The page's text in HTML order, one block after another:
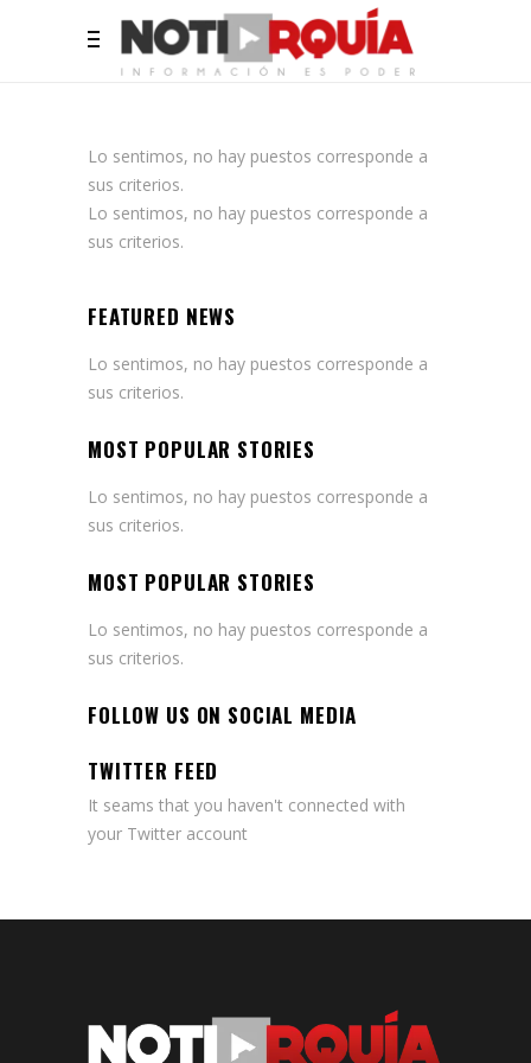
Lo sentimos, no hay puestos corresponde a
sus criterios.
Lo sentimos, no hay puestos corresponde a
sus criterios.
FEATURED NEWS
Lo sentimos, no hay puestos corresponde a
sus criterios.
MOST POPULAR STORIES
Lo sentimos, no hay puestos corresponde a
sus criterios.
MOST POPULAR STORIES
Lo sentimos, no hay puestos corresponde a
sus criterios.
FOLLOW US ON SOCIAL MEDIA
TWITTER FEED
It seams that you haven't connected with
your Twitter account